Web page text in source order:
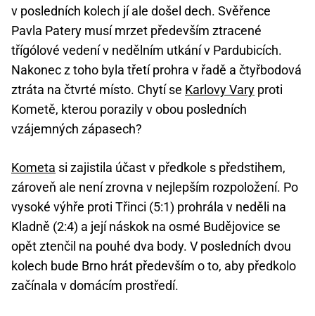
v posledních kolech jí ale došel dech. Svěřence
Pavla Patery musí mrzet především ztracené
třígólové vedení v nedělním utkání v Pardubicích.
Nakonec z toho byla třetí prohra v řadě a čtyřbodová
ztráta na čtvrté místo. Chytí se Karlovy Vary proti
Kometě, kterou porazily v obou posledních
vzájemných zápasech?
Kometa si zajistila účast v předkole s předstihem,
zároveň ale není zrovna v nejlepším rozpoložení. Po
vysoké výhře proti Třinci (5:1) prohrála v neděli na
Kladně (2:4) a její náskok na osmé Budějovice se
opět ztenčil na pouhé dva body. V posledních dvou
kolech bude Brno hrát především o to, aby předkolo
začínala v domácím prostředí.